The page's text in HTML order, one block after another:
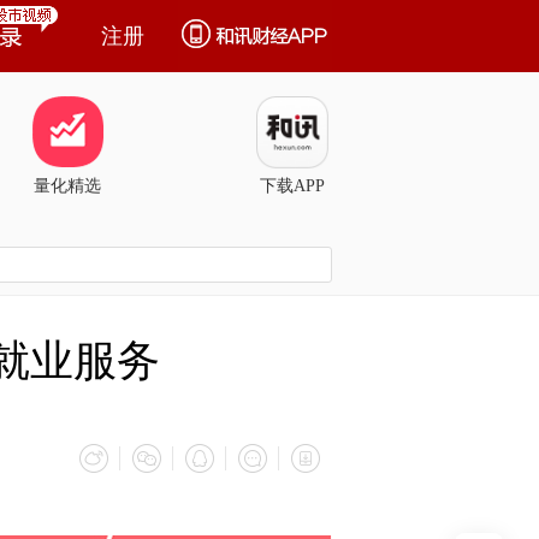
注册
量化精选 下载APP
业服务